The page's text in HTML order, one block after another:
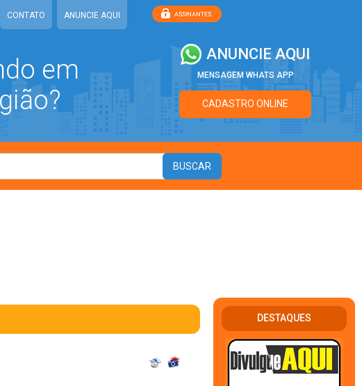
CONTATO ANUNCIE AQUI
em
ANUNCIE AQUI
MENSAGEM WHATS APP
CADASTRO ONLINE
DESTAQUES